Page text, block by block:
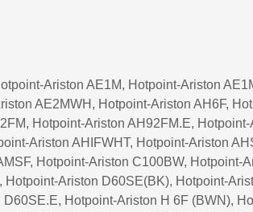
Hotpoint-Ariston
Hotpoint-Ariston
Hotpoint-Ariston
Hotpoint-Ariston
Hotpoint-Ariston
Ariston AE1M, Hotpoint-Ariston
AE2MWH, Hotpoint-Ariston AH6F,
Hotpoint-Ariston AH92FM.E,
Ariston AHIFWHT, Hotpoint-Ariston
Hotpoint-Ariston C100BW,
Ariston D60SE(BK), Hotpoint-
Hotpoint-Ariston H 6F (BWN),